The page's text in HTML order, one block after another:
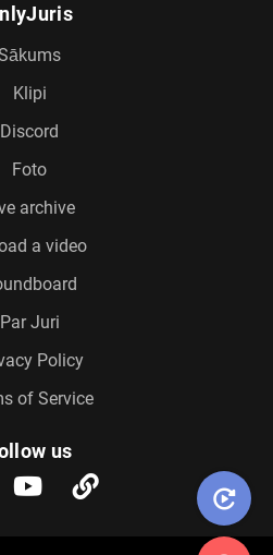
Klipi
Discord
Foto
archive
a video
Par Juri
Policy
of Service
us